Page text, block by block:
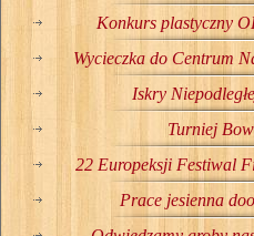
Konkurs plastyczny
Wycieczka do Centrum
Iskry
Turniej
22 Europeksji Festiwal
Prace jesienna